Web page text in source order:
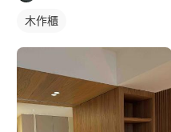
木作櫃